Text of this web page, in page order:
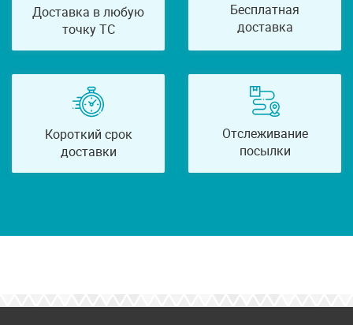
Доставка в любую
точку ТС
Бесплатная
доставка
Короткий срок
доставки
Отслеживание
посылки